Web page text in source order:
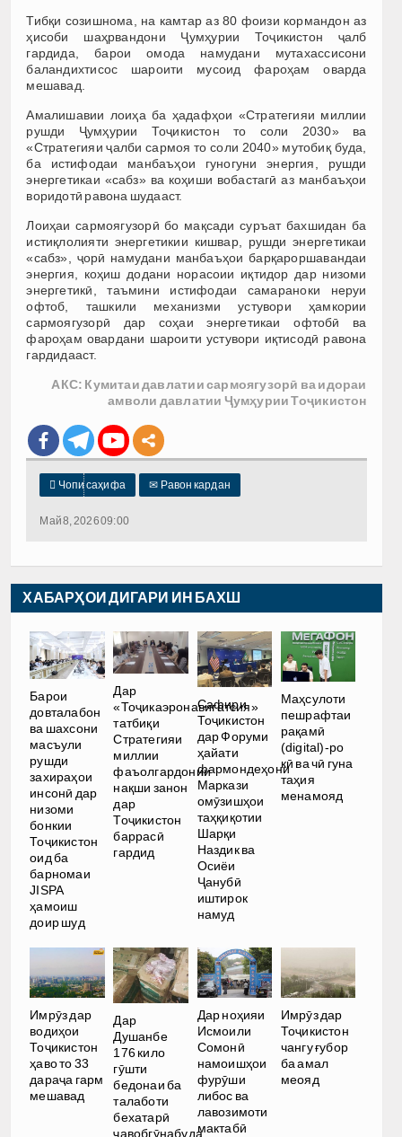
Тибқи созишнома, на камтар аз 80 фоизи кормандон аз
ҳисоби шаҳрвандони Ҷумҳурии Тоҷикистон ҷалб
гардида, барои омода намудани мутахассисони
баландихтисос шароити мусоид фароҳам оварда
мешавад.
Амалишавии лоиҳа ба ҳадафҳои «Стратегияи миллии
рушди Ҷумҳурии Тоҷикистон то соли 2030» ва
«Стратегияи ҷалби сармоя то соли 2040» мутобиқ буда,
ба истифодаи манбаъҳои гуногуни энергия, рушди
энергетикаи «сабз» ва коҳиши вобастагӣ аз манбаъҳои
воридотӣ равона шудааст.
Лоиҳаи сармоягузорӣ бо мақсади суръат бахшидан ба
истиқлолияти энергетикии кишвар, рушди энергетикаи
«сабз», ҷорӣ намудани манбаъҳои барқароршавандаи
энергия, коҳиш додани норасоии иқтидор дар низоми
энергетикӣ, таъмини истифодаи самараноки неруи
офтоб, ташкили механизми устувори ҳамкории
сармоягузорӣ дар соҳаи энергетикаи офтобӣ ва
фароҳам овардани шароити устувори иқтисодӣ равона
гардидааст.
АКС: Кумитаи давлатии сармоягузорӣ ва идораи
амволи давлатии Ҷумҳурии Тоҷикистон
 Чопи саҳифа ✉ Равон кардан
Май 8, 2026 09:00
ХАБАРҲОИ ДИГАРИ ИН БАХШ
Барои
довталабон
ва шахсони
масъули
рушди
захираҳои
инсонӣ дар
низоми
бонкии
Тоҷикистон
оид ба
барномаи
JISPA
ҳамоиш
доир шуд
Дар
«Тоҷикаэронавигатсия»
татбиқи
Стратегияи
миллии
фаъолгардонии
нақши занон
дар
Тоҷикистон
баррасӣ
гардид
Сафири
Тоҷикистон
дар Форуми
ҳайати
фармондеҳони
Маркази
омӯзишҳои
таҳқиқотии
Шарқи
Наздик ва
Осиёи
Ҷанубӣ
иштирок
намуд
Маҳсулоти
пешрафтаи
рақамӣ
(digital)-ро
кӣ ва чӣ гуна
таҳия
менамояд
Имрӯз дар
водиҳои
Тоҷикистон
ҳаво то 33
дараҷа гарм
мешавад
Дар
Душанбе
176 кило
гӯшти
бедонаи ба
талаботи
бехатарӣ
ҷавобгӯнабуда
Дар ноҳияи
Исмоили
Сомонӣ
намоишҳои
фурӯши
либос ва
лавозимоти
мактабӣ
Имрӯз дар
Тоҷикистон
чангу ғубор
ба амал
меояд